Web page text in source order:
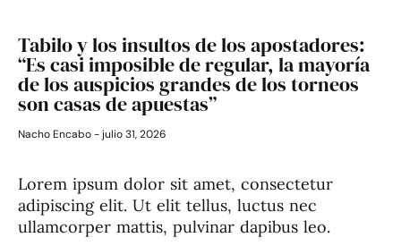
Tabilo y los insultos de los apostadores:
“Es casi imposible de regular, la mayoría
de los auspicios grandes de los torneos
son casas de apuestas”
Nacho Encabo julio 31, 2026
Lorem ipsum dolor sit amet, consectetur
adipiscing elit. Ut elit tellus, luctus nec
ullamcorper mattis, pulvinar dapibus leo.